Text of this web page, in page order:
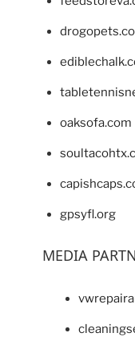
oaksofa.com
gpsyfl.org
MEDIA